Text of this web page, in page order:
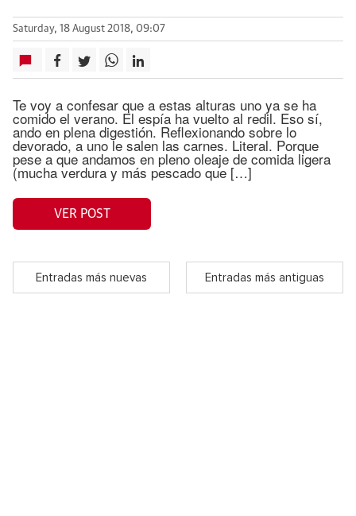
Saturday, 18 August 2018, 09:07
Te voy a confesar que a estas alturas uno ya se ha
comido el verano. El espía ha vuelto al redil. Eso sí,
ando en plena digestión. Reflexionando sobre lo
devorado, a uno le salen las carnes. Literal. Porque
pese a que andamos en pleno oleaje de comida ligera
(mucha verdura y más pescado que […]
VER POST
Entradas más nuevas Entradas más antiguas